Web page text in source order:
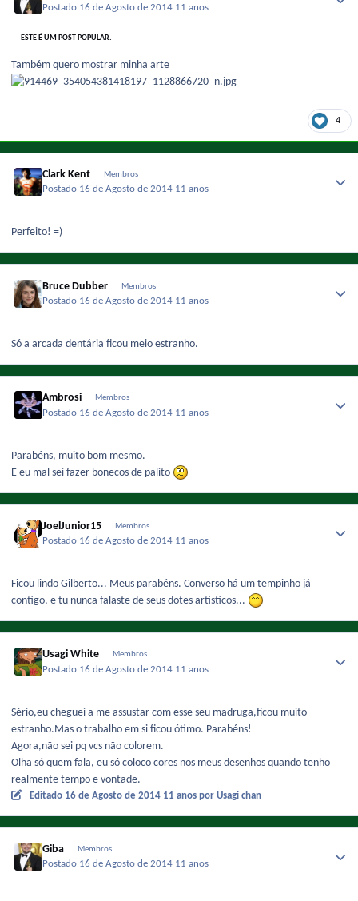
Postado 16 de Agosto de 2014 11 anos
ESTE É UM POST POPULAR.
Também quero mostrar minha arte
4
Clark Kent Membros
Postado 16 de Agosto de 2014 11 anos
Perfeito! =)
Bruce Dubber Membros
Postado 16 de Agosto de 2014 11 anos
Só a arcada dentária ficou meio estranho.
Ambrosi Membros
Postado 16 de Agosto de 2014 11 anos
Parabéns, muito bom mesmo.
E eu mal sei fazer bonecos de palito
JoelJunior15 Membros
Postado 16 de Agosto de 2014 11 anos
Ficou lindo Gilberto... Meus parabéns. Converso há um tempinho já
contigo, e tu nunca falaste de seus dotes artísticos...
Usagi White Membros
Postado 16 de Agosto de 2014 11 anos
Sério,eu cheguei a me assustar com esse seu madruga,ficou muito
estranho.Mas o trabalho em si ficou ótimo. Parabéns!
Agora,não sei pq vcs não colorem.
Olha só quem fala, eu só coloco cores nos meus desenhos quando tenho
realmente tempo e vontade.
Editado 16 de Agosto de 2014 11 anos por Usagi chan
Giba Membros
Postado 16 de Agosto de 2014 11 anos